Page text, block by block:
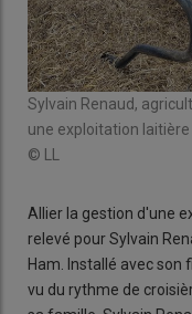
Sylvain Renaud,
une exploitation laitière
© LL
Allier la gestion d'une
relevé pour Sylvain
Ham. Installé avec son
vu du rythme de